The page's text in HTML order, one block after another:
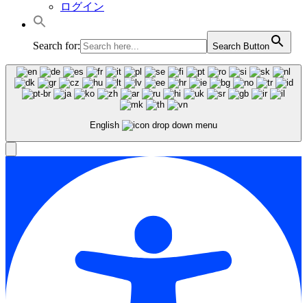
ログイン
Search for: Search Button
English